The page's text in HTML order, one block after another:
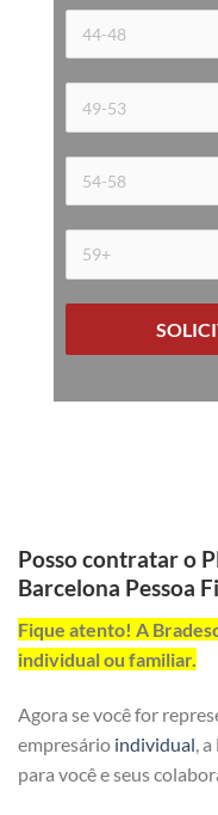
Posso contratar o
Barcelona Pessoa
Fique atento! A
individual ou familiar.
Agora se você for
empresário individual ,
para você e seus